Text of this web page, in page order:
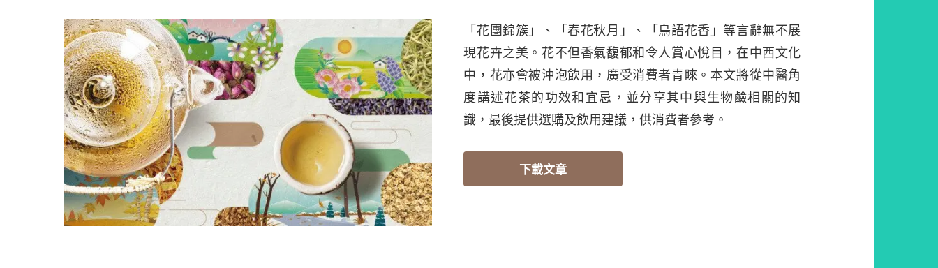
「花團錦簇」、「春花秋月」、「鳥語花香」等言辭無不展
現花卉之美。花不但香氣馥郁和令人賞心悅目，在中西文化
中，花亦會被沖泡飲用，廣受消費者青睞。本文將從中醫角
度講述花茶的功效和宜忌，並分享其中與生物鹼相關的知
識，最後提供選購及飲用建議，供消費者參考。
下載文章